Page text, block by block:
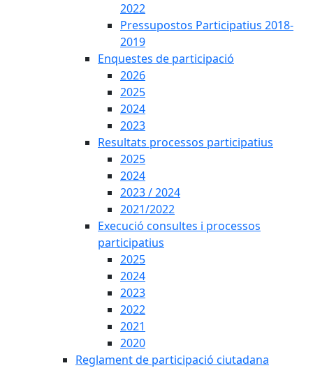
2022
Pressupostos Participatius 2018-
2019
Enquestes de participació
2026
2025
2024
2023
Resultats processos participatius
2025
2024
2023 / 2024
2021/2022
Execució consultes i processos
participatius
2025
2024
2023
2022
2021
2020
Reglament de participació ciutadana